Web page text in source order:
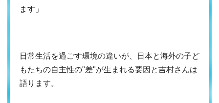
ます」
日常生活を過ごす環境の違いが、日本と海外の子ど
もたちの自主性の"差"が生まれる要因と吉村さんは
語ります。